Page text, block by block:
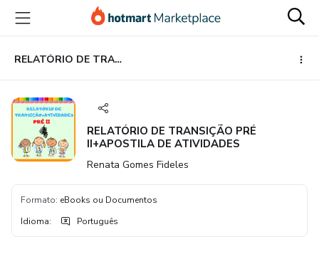
para
conteúdo
principal
para
pagamento
para
rodapé
RELATÓRIO DE TRANSIÇÃO PRÉ II+APOSTILA DE ATIVIDADES
RELATÓRIO DE TRANSIÇÃO PRÉ
II+APOSTILA DE ATIVIDADES
Renata Gomes Fideles
Formato: eBooks ou Documentos
Idioma: Português